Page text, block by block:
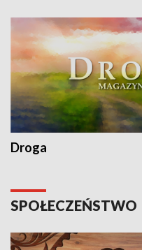
Droga
SPOŁECZEŃSTWO